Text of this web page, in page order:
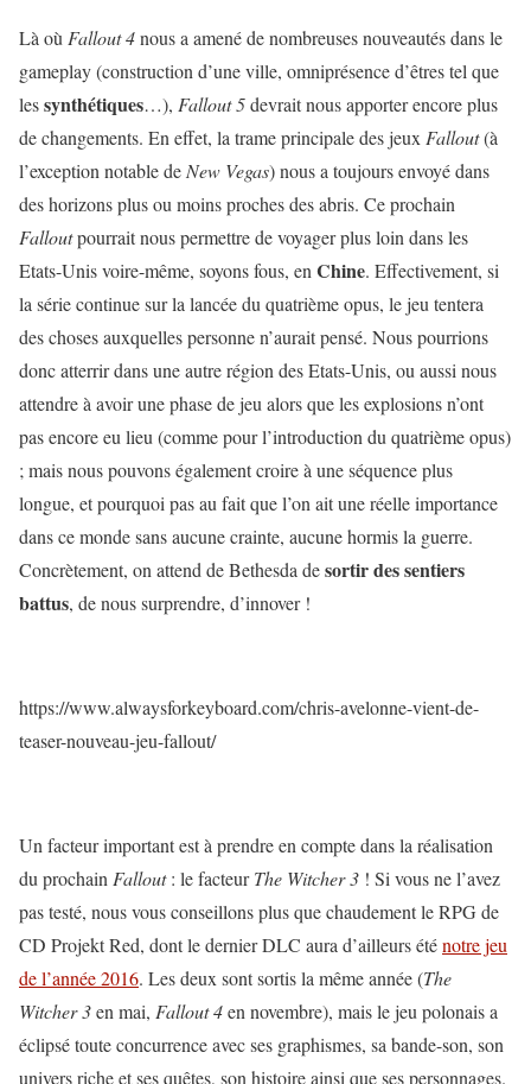
Là oùFallout 4nous a amené de nombreuses nouveautés dans le
gameplay (construction d’une ville, omniprésence d’êtres tel que
lessynthétiques…), Fallout 5devrait nous apporter encore plus
de changements. En effet, la trame principale des jeuxFallout(à
l’exception notable deNew Vegas) nous a toujours envoyé dans
des horizons plus ou moins proches des abris. Ce prochain
Falloutpourrait nous permettre de voyager plus loin dans les
Etats-Unis voire-même, soyons fous, enChine. Effectivement, si
la série continue sur la lancée du quatrième opus, le jeu tentera
des choses auxquelles personne n’aurait pensé. Nous pourrions
donc atterrir dans une autre région des Etats-Unis, ou aussi nous
attendre à avoir une phase de jeu alors que les explosions n’ont
pas encore eu lieu (comme pour l’introduction du quatrième opus)
; mais nous pouvons également croire à une séquence plus
longue, et pourquoi pas au fait que l’on ait une réelle importance
dans ce monde sans aucune crainte, aucune hormis la guerre.
Concrètement, on attend de Bethesda desortir des sentiers
battus, de nous surprendre, d’innover !
https://www.alwaysforkeyboard.com/chris-avelonne-vient-de-
teaser-nouveau-jeu-fallout/
Un facteur important est à prendre en compte dans la réalisation
du prochainFallout: le facteurThe Witcher 3 ! Si vous ne l’avez
pas testé, nous vous conseillons plus que chaudement le RPG de
CD Projekt Red, dont le dernier DLC aura d’ailleurs éténotre jeu
de l’année 2016. Les deux sont sortis la même année (The
Witcher 3en mai, Fallout 4en novembre), mais le jeu polonais a
éclipsé toute concurrence avec ses graphismes, sa bande-son, son
univers riche et ses quêtes, son histoire ainsi que ses personnages.